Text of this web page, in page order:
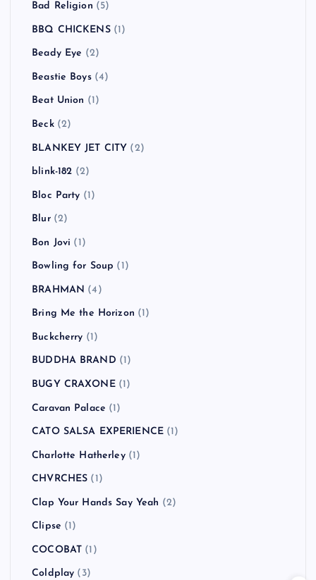
Bad Religion (5)
BBQ CHICKENS(1)
Beady Eye (2)
Beastie Boys(4)
Beat Union (1)
Beck(2)
BLANKEY JET CITY (2)
blink-182 (2)
Bloc Party (1)
Blur(2)
Bon Jovi (1)
Bowling for Soup (1)
BRAHMAN (4)
Bring Me the Horizon (1)
Buckcherry (1)
BUDDHA BRAND (1)
BUGY CRAXONE(1)
Caravan Palace (1)
CATO SALSA EXPERIENCE (1)
Charlotte Hatherley(1)
CHVRCHES (1)
Clap Your Hands Say Yeah (2)
Clipse (1)
COCOBAT (1)
Coldplay (3)